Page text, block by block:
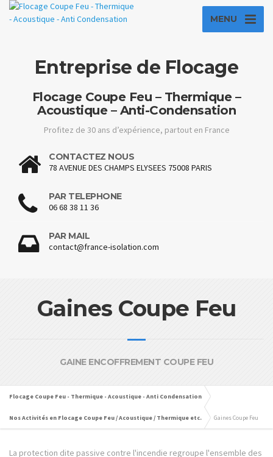
MENU
Entreprise de Flocage
Flocage Coupe Feu – Thermique –
Acoustique – Anti-Condensation
Profitez de 30 ans d’expérience, partout en France
CONTACTEZ NOUS
78 AVENUE DES CHAMPS ELYSEES 75008 PARIS
PAR TELEPHONE
06 68 38 11 36
PAR MAIL
contact@france-isolation.com
Gaines Coupe Feu
GAINE ENCOFFREMENT COUPE FEU
Flocage Coupe Feu - Thermique - Acoustique - Anti Condensation
Nos Activités en Flocage Coupe Feu / Acoustique / Thermique etc. Gaines Coupe Feu
La protection dite passive contre l'incendie regroupe l'ensemble des